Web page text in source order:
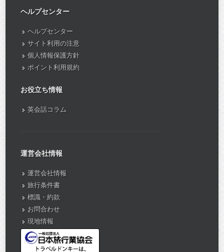
ヘルプセンター
ヘルプセンター
サイト利用の注意
個人情報保護方針
ポイント利用規約
お役立ち情報
英会話コラム
運営会社情報
運営会社情報
旅行条件書
標識・約款
お問合わせ
現地情報